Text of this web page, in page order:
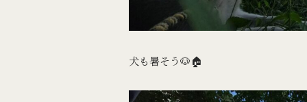
犬も暑そう🐶🏠